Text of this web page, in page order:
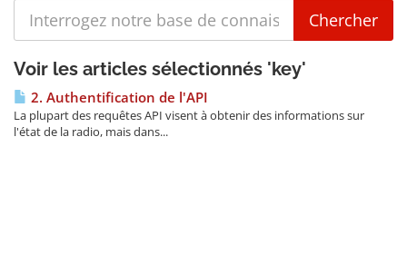
Voir les articles sélectionnés 'key'
2. Authentification de l'API
La plupart des requêtes API visent à obtenir des informations sur
l'état de la radio, mais dans...